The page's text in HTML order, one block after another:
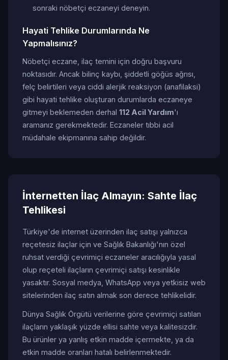
sonraki nöbetçi eczaneyi deneyin.
Hayati Tehlike Durumlarında Ne
Yapmalısınız?
Nöbetçi eczane, ilaç temini için doğru başvuru
noktasıdır. Ancak bilinç kaybı, şiddetli göğüs ağrısı,
felç belirtileri veya ciddi alerjik reaksiyon (anafilaksi)
gibi hayati tehlike oluşturan durumlarda eczaneye
gitmeyi beklemeden derhal 112 Acil Yardım'ı
aramanız gerekmektedir. Eczaneler tıbbi acil
müdahale ekipmanına sahip değildir.
İnternetten İlaç Almayın: Sahte İlaç
Tehlikesi
Türkiye'de internet üzerinden ilaç satışı yalnızca
reçetesiz ilaçlar için ve Sağlık Bakanlığı'nın özel
ruhsat verdiği çevrimiçi eczaneler aracılığıyla yasal
olup reçeteli ilaçların çevrimiçi satışı kesinlikle
yasaktır. Sosyal medya, WhatsApp veya yetkisiz web
sitelerinden ilaç satın almak son derece tehlikelidir.
Dünya Sağlık Örgütü verilerine göre çevrimiçi satılan
ilaçların yaklaşık yüzde ellisi sahte veya kalitesizdir.
Bu ürünler ya yanlış etkin madde içermekte, ya da
etkin madde oranları hatalı belirlenmektedir.